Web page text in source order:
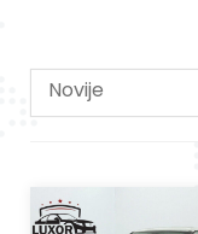
Novije